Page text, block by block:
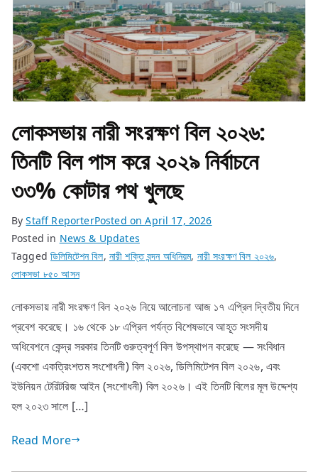
লোকসভায় নারী সংরক্ষণ বিল ২০২৬:
তিনটি বিল পাস করে ২০২৯ নির্বাচনে
৩৩% কোটার পথ খুলছে
ByStaff ReporterPosted onApril 17, 2026
Posted in News & Updates
Taggedডিলিমিটেশন বিল, নারী শক্তি বন্দন অধিনিয়ম, নারী সংরক্ষণ বিল ২০২৬,
লোকসভা ৮৫০ আসন
লোকসভায় নারী সংরক্ষণ বিল ২০২৬ নিয়ে আলোচনা আজ ১৭ এপ্রিল দ্বিতীয় দিনে
প্রবেশ করেছে। ১৬ থেকে ১৮ এপ্রিল পর্যন্ত বিশেষভাবে আহূত সংসদীয়
অধিবেশনে কেন্দ্র সরকার তিনটি গুরুত্বপূর্ণ বিল উপস্থাপন করেছে — সংবিধান
(একশো একত্রিংশতম সংশোধনী) বিল ২০২৬, ডিলিমিটেশন বিল ২০২৬, এবং
ইউনিয়ন টেরিটরিজ আইন (সংশোধনী) বিল ২০২৬। এই তিনটি বিলের মূল উদ্দেশ্য
হল ২০২৩ সালে […]
Read More